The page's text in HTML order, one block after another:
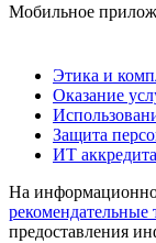
Мобильное
Этика и
Оказание
Защита
ИТ
На
рекомендательные
предоставления